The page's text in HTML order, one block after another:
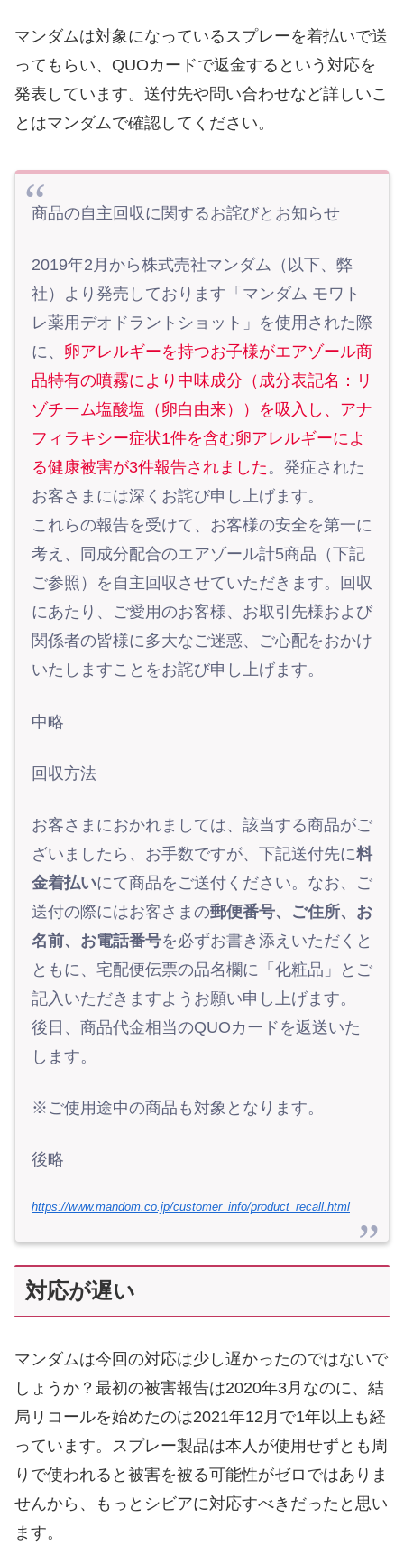
マンダムは対象になっているスプレーを着払いで送
ってもらい、QUOカードで返金するという対応を
発表しています。送付先や問い合わせなど詳しいこ
とはマンダムで確認してください。
商品の自主回収に関するお詫びとお知らせ
2019年2月から株式売社マンダム（以下、弊
社）より発売しております「マンダム モワト
レ薬用デオドラントショット」を使用された際
に、 卵アレルギーを持つお子様がエアゾール商
品特有の噴霧により中味成分（成分表記名：リ
ゾチーム塩酸塩（卵白由来））を吸入し、アナ
フィラキシー症状1件を含む卵アレルギーによ
る健康被害が3件報告されました 。発症された
お客さまには深くお詫び申し上げます。
これらの報告を受けて、お客様の安全を第一に
考え、同成分配合のエアゾール計5商品（下記
ご参照）を自主回収させていただきます。回収
にあたり、ご愛用のお客様、お取引先様および
関係者の皆様に多大なご迷惑、ご心配をおかけ
いたしますことをお詫び申し上げます。
中略
回収方法
お客さまにおかれましては、該当する商品がご
ざいましたら、お手数ですが、下記送付先に料
金着払いにて商品をご送付ください。なお、ご
送付の際にはお客さまの郵便番号、ご住所、お
名前、お電話番号を必ずお書き添えいただくと
ともに、宅配便伝票の品名欄に「化粧品」とご
記入いただきますようお願い申し上げます。
後日、商品代金相当のQUOカードを返送いた
します。
※ご使用途中の商品も対象となります。
後略
https://www.mandom.co.jp/customer_info/product_recall.html
対応が遅い
マンダムは今回の対応は少し遅かったのではないで
しょうか？最初の被害報告は2020年3月なのに、結
局リコールを始めたのは2021年12月で1年以上も経
っています。スプレー製品は本人が使用せずとも周
りで使われると被害を被る可能性がゼロではありま
せんから、もっとシビアに対応すべきだったと思い
ます。